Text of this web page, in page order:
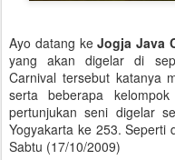
Ayo datang keJogja Java
yang akan digelar di
Carnival tersebut katanya
serta beberapa
pertunjukan seni digelar
Yogyakarta ke 253. Seperti
Sabtu (17/10/2009)